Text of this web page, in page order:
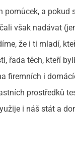
a pokud
však nadávat
že i ti mladí,
řada těch, kteří
firemních i
prostředků
i náš stát a